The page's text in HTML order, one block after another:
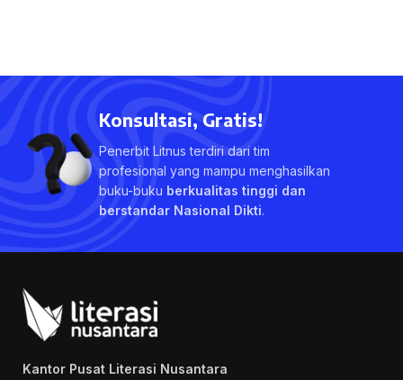
Konsultasi, Gratis!
Penerbit Litnus terdiri dari tim
profesional yang mampu menghasilkan
buku-buku berkualitas tinggi dan
berstandar Nasional Dikti.
Kantor Pusat Literasi Nusantara